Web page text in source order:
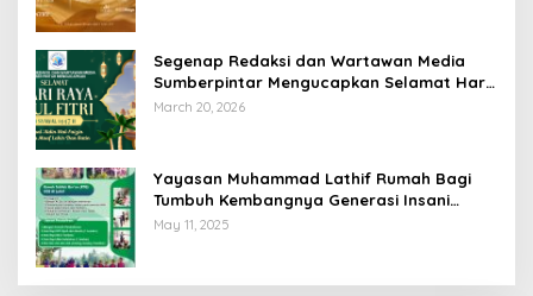
Segenap Redaksi dan Wartawan Media
Sumberpintar Mengucapkan Selamat Hari
Raya Idul Fitri 1447 Hijriyah / 2026 M
March 20, 2026
Yayasan Muhammad Lathif Rumah Bagi
Tumbuh Kembangnya Generasi Insani
Cerdas dan Berkarakter
May 11, 2025